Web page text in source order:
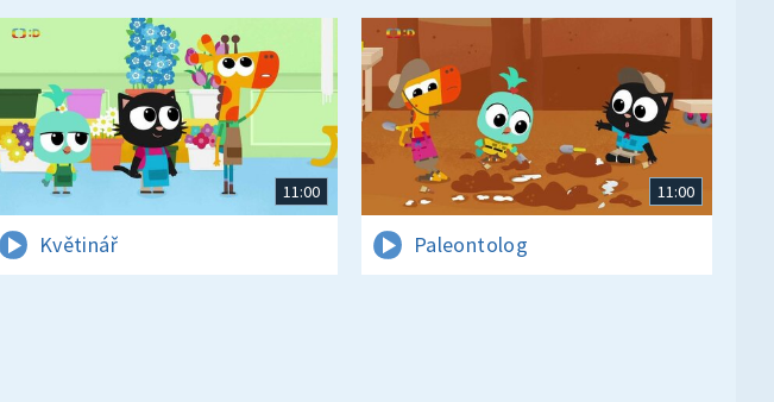
11:00
Květinář
11:00
Paleontolog